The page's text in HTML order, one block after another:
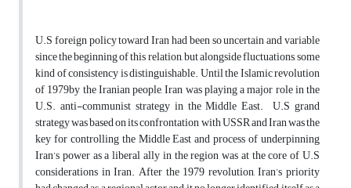
U.S foreign policy toward Iran had been so uncertain and variable
since the beginning of this relation, but alongside fluctuations, some
kind of consistency is distinguishable. Until the Islamic revolution
of 1979by the Iranian people, Iran was playing a major role in the
U.S. anti-communist strategy in the Middle East. U.S grand
strategy was based on its confrontation with USSR and Iran was the
key for controlling the Middle East and process of underpinning
Iran’s power as a liberal ally in the region was at the core of U.S
considerations in Iran. After the 1979 revolution, Iran’s priority